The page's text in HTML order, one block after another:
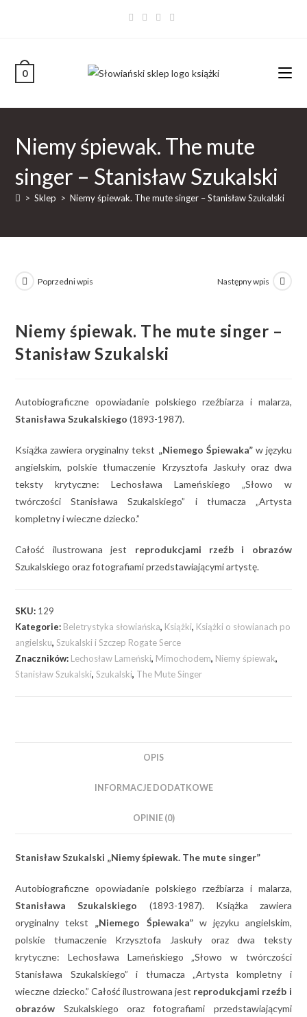
0
Niemy śpiewak. The mute
singer – Stanisław Szukalski
> Sklep > Niemy śpiewak. The mute singer – Stanisław Szukalski
Poprzedni wpis Następny wpis
Niemy śpiewak. The mute singer –
Stanisław Szukalski
Autobiograficzne opowiadanie polskiego rzeźbiarza i malarza,
Stanisława Szukalskiego (1893-1987).
Książka zawiera oryginalny tekst „Niemego Śpiewaka”w języku
angielskim, polskie tłumaczenie Krzysztofa Jaskuły oraz dwa
teksty krytyczne: Lechosława Lameńskiego „Słowo w
twórczości Stanisława Szukalskiego” i tłumacza „Artysta
kompletny i wieczne dziecko.”
Całość ilustrowana jest reprodukcjami rzeźb i obrazów
Szukalskiego oraz fotografiami przedstawiającymi artystę.
SKU: 129
Kategorie: Beletrystyka słowiańska, Książki, Książki o słowianach po
angielsku,Szukalski i Szczep Rogate Serce
Znaczników: Lechosław Lameński, Mimochodem, Niemy śpiewak,
Stanisław Szukalski,Szukalski, The Mute Singer
OPIS
INFORMACJE DODATKOWE
OPINIE (0)
Stanisław Szukalski „Niemy śpiewak. The mute singer”
Autobiograficzne opowiadanie polskiego rzeźbiarza i malarza,
Stanisława Szukalskiego (1893-1987). Książka zawiera
oryginalny tekst „Niemego Śpiewaka”w języku angielskim,
polskie tłumaczenie Krzysztofa Jaskuły oraz dwa teksty
krytyczne: Lechosława Lameńskiego „Słowo w twórczości
Stanisława Szukalskiego” i tłumacza „Artysta kompletny i
wieczne dziecko.” Całość ilustrowana jest reprodukcjami rzeźb i
obrazów Szukalskiego oraz fotografiami przedstawiającymi